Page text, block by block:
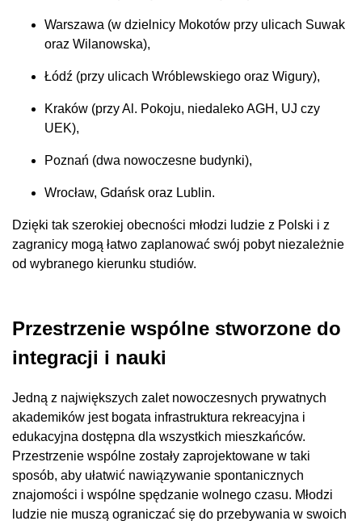
Warszawa (w dzielnicy Mokotów przy ulicach Suwak
oraz Wilanowska),
Łódź (przy ulicach Wróblewskiego oraz Wigury),
Kraków (przy Al. Pokoju, niedaleko AGH, UJ czy
UEK),
Poznań (dwa nowoczesne budynki),
Wrocław, Gdańsk oraz Lublin.
Dzięki tak szerokiej obecności młodzi ludzie z Polski i z
zagranicy mogą łatwo zaplanować swój pobyt niezależnie
od wybranego kierunku studiów.
Przestrzenie wspólne stworzone do
integracji i nauki
Jedną z największych zalet nowoczesnych prywatnych
akademików jest bogata infrastruktura rekreacyjna i
edukacyjna dostępna dla wszystkich mieszkańców.
Przestrzenie wspólne zostały zaprojektowane w taki
sposób, aby ułatwić nawiązywanie spontanicznych
znajomości i wspólne spędzanie wolnego czasu. Młodzi
ludzie nie muszą ograniczać się do przebywania w swoich